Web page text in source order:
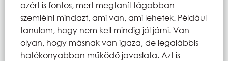
azért is fontos, mert megtanít tágabban
szemlélni mindazt, ami van, ami lehetek. Például
tanulom, hogy nem kell mindig jól járni. Van
olyan, hogy másnak van igaza, de legalábbis
hatékonyabban működő javaslata. Azt is